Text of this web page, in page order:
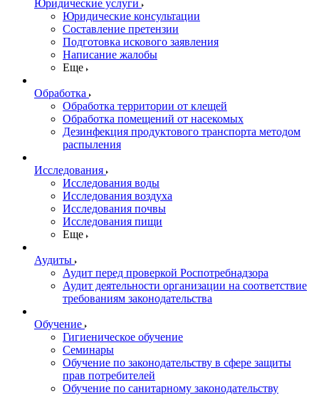
Юридические услуги
Юридические консультации
Составление претензии
Подготовка искового заявления
Написание жалобы
Еще
Обработка
Обработка территории от клещей
Обработка помещений от насекомых
Дезинфекция продуктового транспорта методом
распыления
Исследования
Исследования воды
Исследования воздуха
Исследования почвы
Исследования пищи
Еще
Аудиты
Аудит перед проверкой Роспотребнадзора
Аудит деятельности организации на соответствие
требованиям законодательства
Обучение
Гигиеническое обучение
Семинары
Обучение по законодательству в сфере защиты
прав потребителей
Обучение по санитарному законодательству